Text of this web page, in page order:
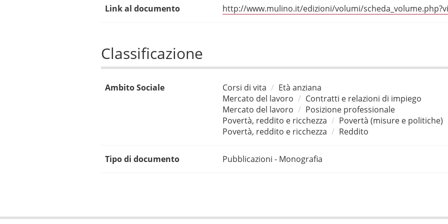
Link al documento http://www.mulino.it/edizioni/volumi/
Classificazione
Ambito Sociale Corsi di vita
Età anziana
Mercato del lavoro
Contratti e relazioni di impiego
Mercato del lavoro
Posizione professionale
Povertà, reddito e ricchezza
Povertà (misure e politiche)
Povertà, reddito e ricchezza
Reddito
Tipo di documento Pubblicazioni - Monografia